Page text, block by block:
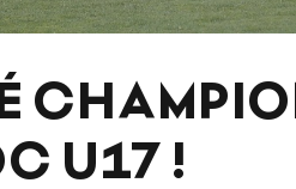
U17 !